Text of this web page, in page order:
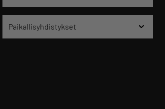
Paikallisyhdistykset